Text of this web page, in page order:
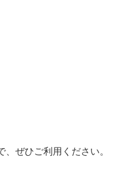
ぜひご利用ください。